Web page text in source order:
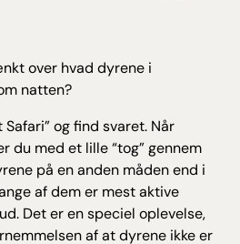
over hvad dyrene i
natten?
Safari” og find svaret. Når
du med et lille “tog” gennem
på en anden måden end i
af dem er mest aktive
Det er en speciel oplevelse,
af at dyrene ikke er